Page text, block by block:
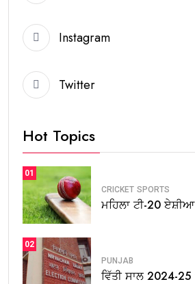
Instagram
Twitter
Hot Topics
01
CRICKET SPORTS
ਮਹਿਲਾ ਟੀ-20
02
PUNJAB
ਵਿੱਤੀ ਸਾਲ 2024-